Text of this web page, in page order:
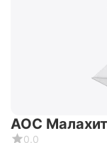
АОС
0.0